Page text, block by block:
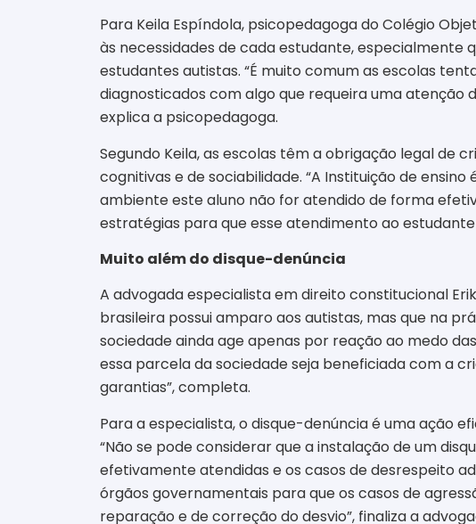
Para Keila Espíndola, psicopedagoga do Colégio
às necessidades de cada estudante, especialmente
estudantes autistas. “É muito comum as escolas
diagnosticados com algo que requeira uma atenção
explica a psicopedagoga.
Segundo Keila, as escolas têm a obrigação legal de
cognitivas e de sociabilidade. “A Instituição de
ambiente este aluno não for atendido de forma
estratégias para que esse atendimento ao
Muito além do disque-denúncia
A advogada especialista em direito constitucional
brasileira possui amparo aos autistas, mas que na
sociedade ainda age apenas por reação ao medo
essa parcela da sociedade seja beneficiada com a
garantias”, completa.
Para a especialista, o disque-denúncia é uma ação
“Não se pode considerar que a instalação de um
efetivamente atendidas e os casos de desrespeito
órgãos governamentais para que os casos de
reparação e de correção do desvio”, finaliza a